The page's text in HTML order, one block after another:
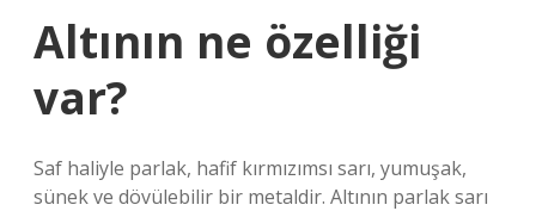
Altının ne özelliği
var?
Saf haliyle parlak, hafif kırmızımsı sarı, yumuşak,
sünek ve dövülebilir bir metaldir. Altının parlak sarı